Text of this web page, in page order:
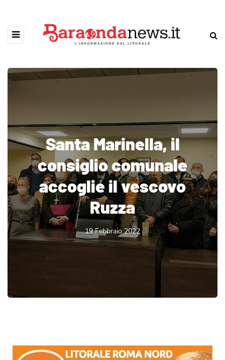
Santa Marinella, il
consiglio comunale
accoglie il vescovo
Ruzza
19 Febbraio 2022